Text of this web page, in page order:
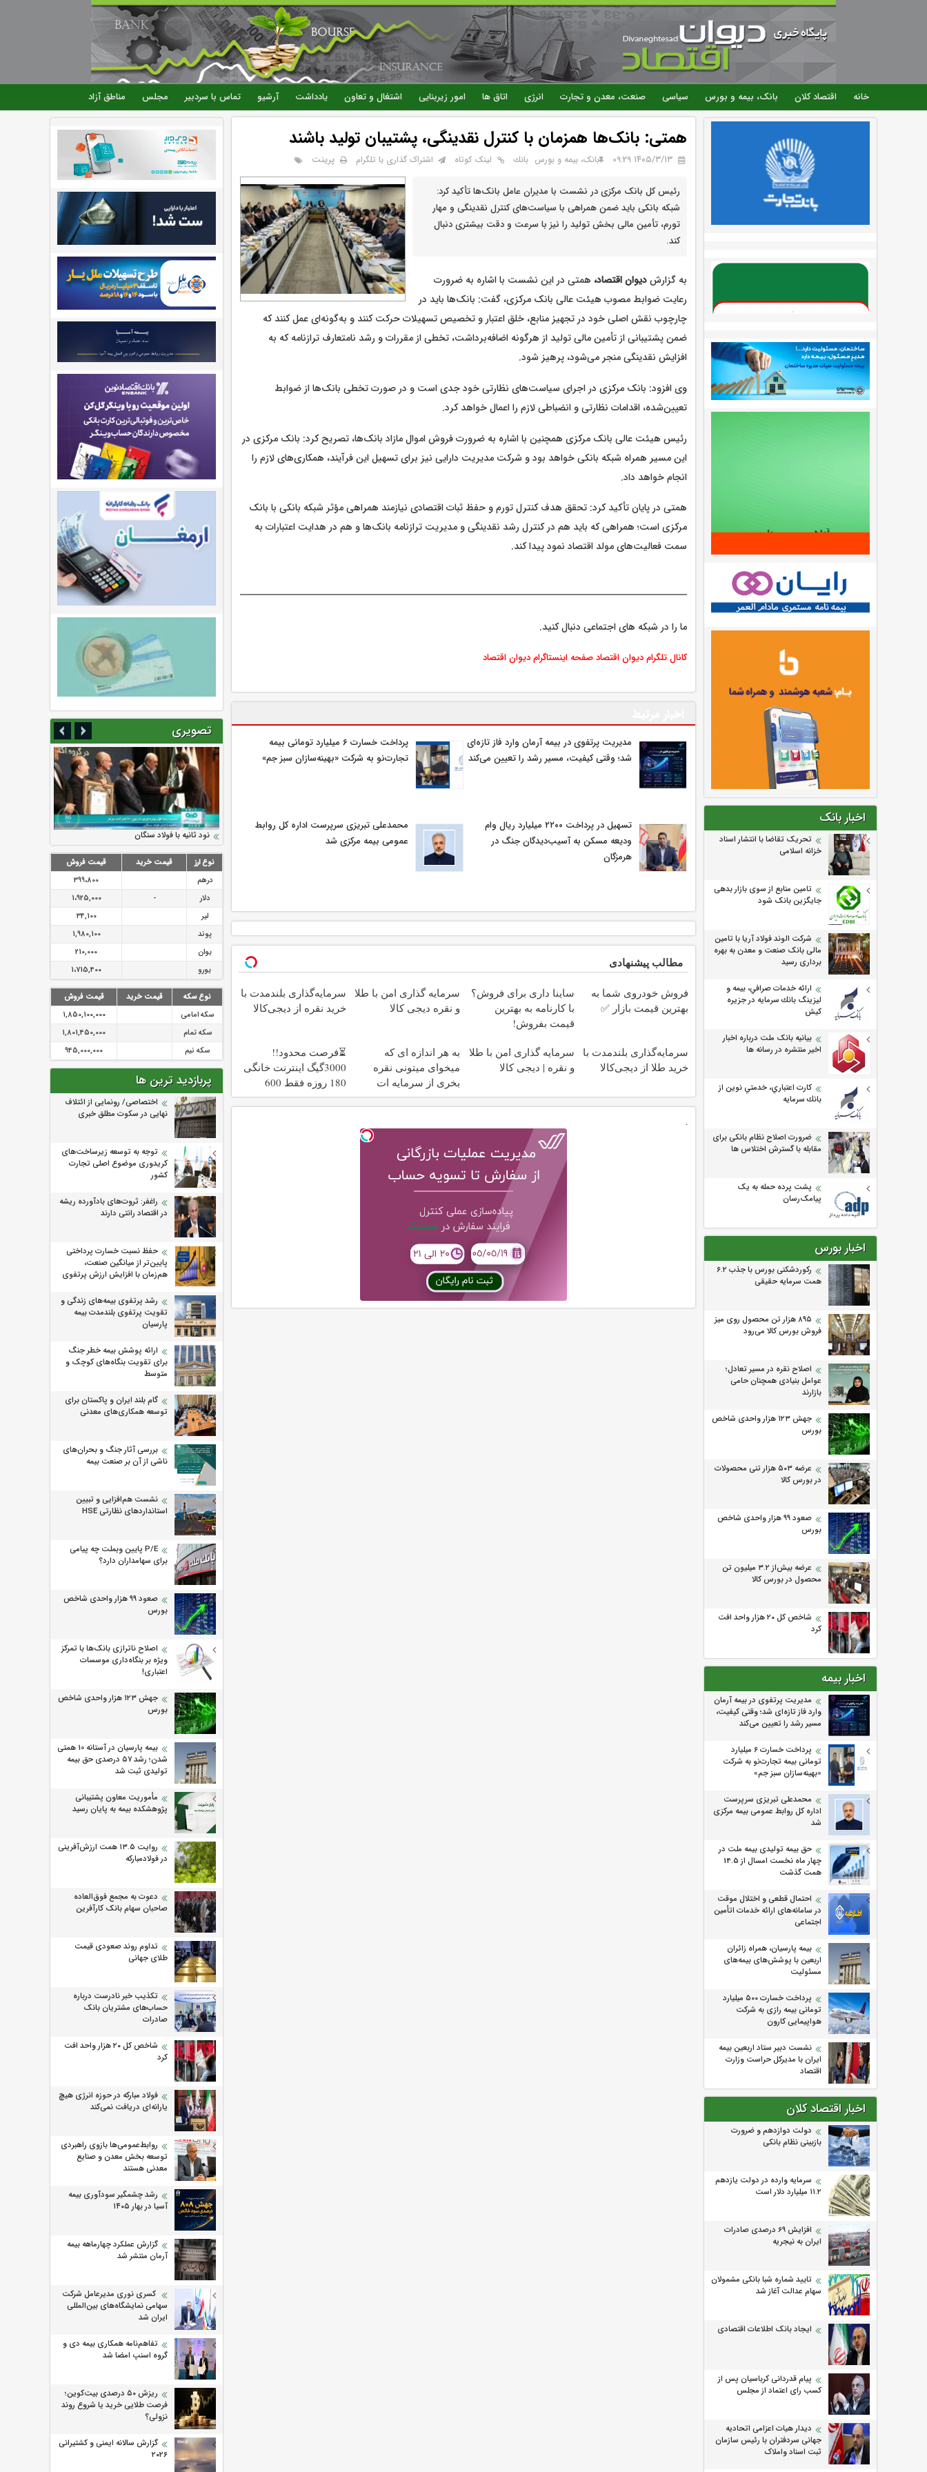
رفتن
به
محتوای
اصلی
خانه اقتصاد کلان بانک، بیمه و بورس سیاسی صنعت، معدن و تجارت انرژی اتاق ها امور زیربنایی اشتغال و تعاون یادداشت آرشیو تماس با سردبیر مجلس مناطق آزاد
اخبار بانک
تحریک تقاضا با انتشار اسناد
خزانه اسلامی
تامین منابع از سوی بازار بدهی
جایگزین بانک شود
شرکت الوند فولاد آریا با تامین
مالی بانک صنعت و معدن به بهره
برداری رسید
ارائه خدمات صرافي، بيمه و
ليزينگ بانك سرمايه در جزيره
كيش
بیانیه بانک ملت درباره اخبار
اخیر منتشره در رسانه ها
كارت اعتباري، خدمتي نوين از
بانك سرمايه
ضرورت اصلاح نظام بانکی برای
مقابله با گسترش اختلاس ها
پشت پرده حمله به یک
پیامک‌رسان
اخبار بورس
رکوردشکنی بورس با جذب ۶.۲
همت سرمایه حقیقی
۸۹۵ هزار تن محصول روی میز
فروش بورس کالا می‌‌رود
اصلاح نقره در مسیر تعادل؛
عوامل بنیادی همچنان حامی
بازارند
جهش ۱۲۳ هزار واحدی شاخص
بورس
عرضه ۵۰۳ هزار تنی محصولات
در بورس کالا
صعود ۹۹ هزار واحدی شاخص
بورس
عرضه بیش‌از ۳.۲ میلیون تن
محصول در بورس کالا
شاخص کل ۲۰ هزار واحد افت
کرد
اخبار بیمه
مدیریت پرتفوی در بیمه آرمان
وارد فاز تازه‌ای شد؛ وقتی کیفیت،
مسیر رشد را تعیین می‌کند
پرداخت خسارت ۶ میلیارد
تومانی بیمه تجارت‌نو به شرکت
«بهینه‌سازان سبز جم»
محمدعلی تبریزی سرپرست
اداره كل روابط عمومی بیمه مركزی
شد
حق بیمه تولیدی بیمه ملت در
چهار ماه نخست امسال از 14.5
همت گذشت
احتمال قطعی و اختلال موقت
در سامانه‌های ارائه خدمات اتأمین
اجتماعی
بیمه پارسیان، همراه زائران
اربعین با پوشش‌های بیمه‌های
مسئولیت
پرداخت خسارت ۵۰۰ میلیارد
تومانی بیمه رازی به شرکت
هواپیمایی کارون
نشست دبیر ستاد اربعین بیمه
ایران با مدیرکل حراست وزارت
اقتصاد
اخبار اقتصاد کلان
دولت دوازدهم و ضرورت
بازبینی نظام بانکی
سرمایه وارده در دولت یازدهم
۱۱.۲ میلیارد دلار است
افزایش 69 درصدی صادرات
ایران به نیجریه
تایید شماره شبا بانکی مشمولان
سهام عدالت آغاز شد
ایجاد بانک اطلاعات اقتصادی
پیام قدردانی کرباسیان پس از
کسب رای اعتماد از مجلس
دیدار هیات اعزامی اتحادیه
جهانی سردفتران با رئیس سازمان
ثبت اسناد واملاک
همتی: بانک‌ها همزمان با کنترل نقدینگی، پشتیبان تولید باشند
۱۴۰۵/۳/۱۳ 09:29 بانک، بیمه و بورس بانك لینک کوتاه اشتراک گذاری با تلگرام پرینت
رئیس کل بانک مرکزی در نشست با مدیران عامل بانک‌ها تأکید کرد:
شبکه بانکی باید ضمن همراهی با سیاست‌های کنترل نقدینگی و مهار
تورم، تأمین مالی بخش تولید را نیز با سرعت و دقت بیشتری دنبال
کند.
به گزارشدیوان اقتصاد، همتی در این نشست با اشاره به ضرورت
رعایت ضوابط مصوب هیئت عالی بانک مرکزی، گفت: بانک‌ها باید در
چارچوب نقش اصلی خود در تجهیز منابع، خلق اعتبار و تخصیص تسهیلات حرکت کنند و به‌گونه‌ای عمل کنند که
ضمن پشتیبانی از تأمین مالی تولید از هرگونه اضافه‌برداشت، تخطی از مقررات و رشد نامتعارف ترازنامه که به
افزایش نقدینگی منجر می‌شود، پرهیز شود.
وی افزود: بانک مرکزی در اجرای سیاست‌های نظارتی خود جدی است و در صورت تخطی بانک‌ها از ضوابط
تعیین‌شده، اقدامات نظارتی و انضباطی لازم را اعمال خواهد کرد.
رئیس هیئت عالی بانک مرکزی همچنین با اشاره به ضرورت فروش اموال مازاد بانک‌ها، تصریح کرد: بانک مرکزی در
این مسیر همراه شبکه بانکی خواهد بود و شرکت مدیریت دارایی نیز برای تسهیل این فرآیند، همکاری‌های لازم را
انجام خواهد داد.
همتی در پایان تأکید کرد: تحقق هدف کنترل تورم و حفظ ثبات اقتصادی نیازمند همراهی مؤثر شبکه بانکی با بانک
مرکزی است؛ همراهی‌ که باید هم در کنترل رشد نقدینگی و مدیریت ترازنامه بانک‌ها و هم در هدایت اعتبارات به
سمت فعالیت‌های مولد اقتصاد نمود پیدا کند.
ما را در شبکه های اجتماعی دنبال کنید.
کانال تلگرام دیوان اقتصادصفحه اینستاگرام دیوان اقتصاد
مدیریت پرتفوی در بیمه آرمان وارد فاز تازه‌ای
شد؛ وقتی کیفیت، مسیر رشد را تعیین می‌کند
پرداخت خسارت ۶ میلیارد تومانی بیمه
تجارت‌نو به شرکت «بهینه‌سازان سبز جم»
تسهیل در پرداخت ۲۲۰۰ میلیارد ریال وام
ودیعه مسکن به آسیب‌دیدگان جنگ در
هرمزگان
محمدعلی تبریزی سرپرست اداره كل روابط
عمومی بیمه مركزی شد
مطالب پیشنهادی
فروش خودروی شما به
بهترین قیمت بازار ✅
ساینا داری برای فروش؟
با کارنامه به بهترین
قیمت بفروش!
سرمایه گذاری امن با طلا
و نقره دیجی کالا
سرمایه‌گذاری بلندمدت با
خرید نقره از دیجی‌کالا
سرمایه‌گذاری بلندمدت با
خرید طلا از دیجی‌کالا
سرمایه گذاری امن با طلا
و نقره | دیجی کالا
به هر اندازه ای که
میخوای میتونی نقره
بخری از سرمایه ات
محافظت کنی
⏳فرصت محدود!!
3000گیگ اینترنت خانگی
180 روزه فقط 600
هزارتومان!!
.
تصویری
ارزش سهام عدالت بالا رفت
سرمایه بیمه کوثر به ۴ همت می‌رسد
نود ثانیه با فولاد سنگان
تقدیر دبیرکل سندیکای بیمه گران ایران از
اقدامات مدیرعامل بیمه رازی
توصیه های رئیس پلیس فتا به مشتریان بانک
ها در مورد پیشگیری از سرقت های مجازی
نوع ارز قیمت خرید
قیمت فروش
درهم
399،800
دلار
-
1،925,000
لیر
34,100
پوند
1,980,100
یوان
210,000
یورو
1،715,400
نوع سکه قیمت خرید
قیمت فروش
سکه امامی
1,850,100,000
سکه تمام
1,801,450,000
سکه نیم
945,000,000
پربازدید ترین ها
اختصاصی/ رونمایی از ائتلاف‌
نهایی در سکوت مطلق خبری
توجه به توسعه زیرساخت‌های
کریدوری موضوع اصلی تجارت
کشور
راغفر: ثروت‌های بادآورده ریشه
در اقتصاد رانتی دارند
حفظ نسبت خسارت پرداختی
پایین‌تر از میانگین صنعت،
هم‌زمان با افزایش ارزش پرتفوی
رشد پرتفوی بیمه‌های زندگی و
تقویت پرتفوی بلندمدت بیمه
پارسیان
ارائه پوشش بیمه خطر جنگ
برای تقویت بنگاه‌های کوچک و
متوسط
گام بلند ایران و پاکستان برای
توسعه همکاری‌های معدنی
بررسی آثار جنگ و بحران‌های
ناشی از آن بر صنعت بیمه
نشست هم‌افزایی و تبیین
استانداردهای نظارتی HSE
P/E پایین وبملت چه پیامی
برای سهامداران دارد؟
صعود ۹۹ هزار واحدی شاخص
بورس
اصلاح ناترازی بانک‌ها با تمرکز
ویژه بر بنگاه‌داری موسسات
اعتباری!
جهش ۱۲۳ هزار واحدی شاخص
بورس
بیمه پارسیان در آستانه 10 همتی
شدن؛ رشد ۵۷ درصدی حق بیمه
تولیدی ثبت شد
مأموریت معاون پشتیبانی
پژوهشكده بیمه به پایان رسید
روایت ۱۳.۵ همت ارزش‌آفرینی
در فولادمبارکه
دعوت به مجمع فوق‌العاده
صاحبان سهام بانک کارآفرین
تداوم روند صعودی قیمت
طلای جهانی
تکذیب خبر نادرست درباره
حساب‌های مشتریان بانک
صادرات
شاخص کل ۲۰ هزار واحد افت
کرد
فولاد مبارکه در حوزه انرژی هیچ
یارانه‌ای دریافت نمی‌کند
روابط‌‌عمومی‌ها بازوی راهبردی
توسعه بخش معدن و صنایع
معدنی هستند
رشد چشمگیر سودآوری بیمه
آسیا در بهار ۱۴۰۵
گزارش عملکرد چهارماهه بیمه
آرمان منتشر شد
کسری نوری مدیرعامل شرکت
سهامی نمایشگاه‌های بین‌المللی
ایران شد
تفاهم‌نامه همکاری بیمه دی و
گروه اسنپ امضا شد
ریزش ۵۰ درصدی بیت‌کوین؛
فرصت طلایی خرید یا شروع روند
نزولی؟
گزارش سالانه ایمنی و كشتیرانی
۲۰۲۶